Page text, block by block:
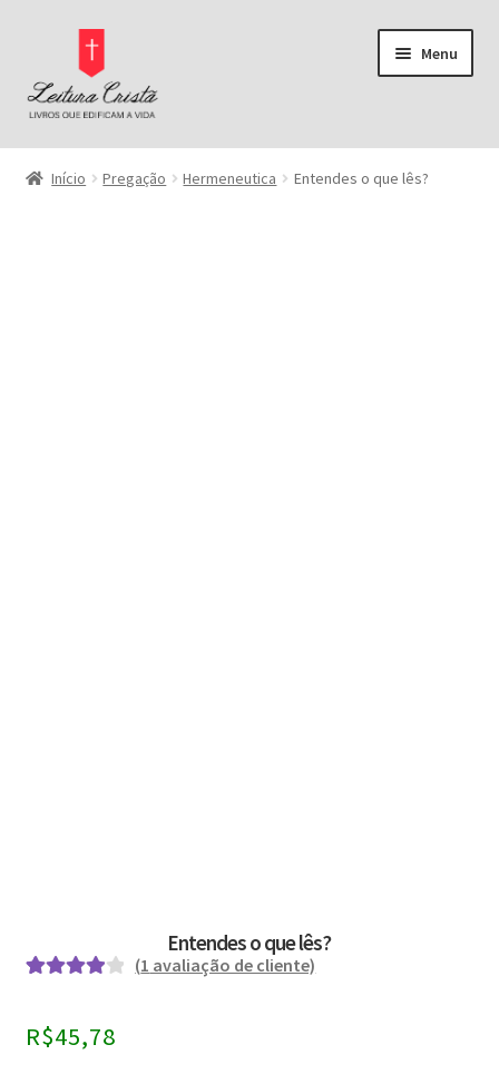
navegação
o
conteúdo
Menu
Página Inicial
Início Pregação Hermeneutica Entendes o que lês?
Entendes o que lês?
de 5, com
(1 avaliação de cliente)
R$45,78